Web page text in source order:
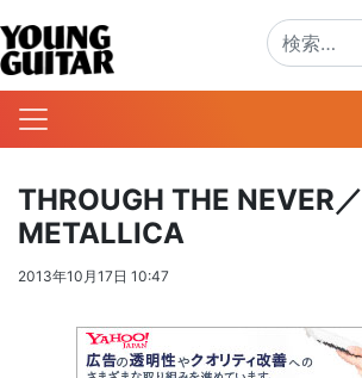
THROUGH THE NEVER／
METALLICA
2013年10月17日 10:47